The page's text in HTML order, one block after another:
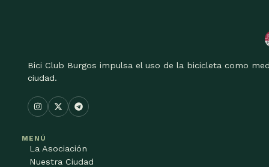
Bici Club Burgos impulsa el uso de la bicicleta como
ciudad.
MENÚ
La Asociación
Nuestra Ciudad